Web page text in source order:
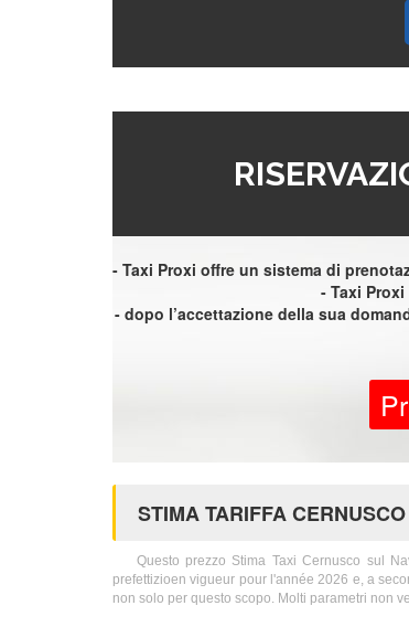
- Taxi Proxi offre un sistema di
- Taxi
- dopo l’accettazione della sua
STIMA TARIFFA
Questo prezzo Stima Taxi Cernusco sul
prefettizioen vigueur pour l'année 2026 e, a
non solo per questo scopo. Molti parametri non